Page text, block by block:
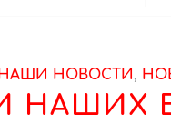
НОВОСТИ,
НАШИХ